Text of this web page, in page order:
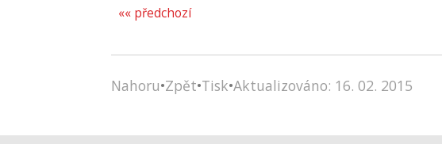
«« předchozí
Nahoru•Zpět•Tisk•Aktualizováno: 16. 02. 2015